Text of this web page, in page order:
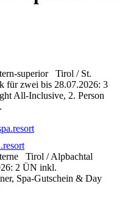
Tirol / St.
für zwei bis 28.07.2026: 3
All-Inclusive, 2. Person
Tirol / Alpbachtal
2 ÜN inkl.
Spa-Gutschein & Day